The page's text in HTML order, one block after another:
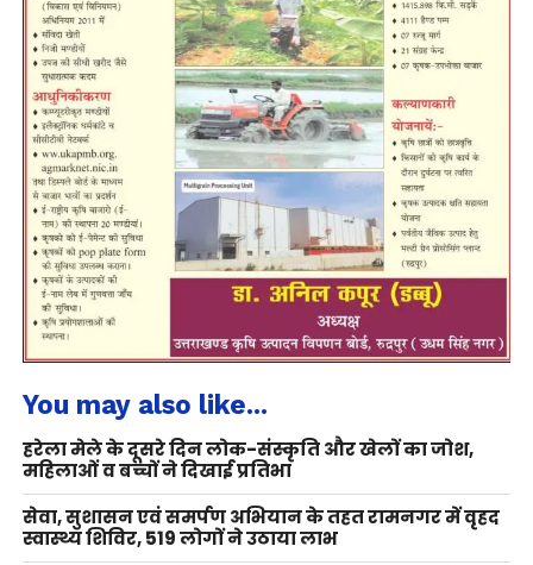
You may also like...
हरेला मेले के दूसरे दिन लोक-संस्कृति और खेलों का जोश,
महिलाओं व बच्चों ने दिखाई प्रतिभा
सेवा, सुशासन एवं समर्पण अभियान के तहत रामनगर में वृहद
स्वास्थ्य शिविर, 519 लोगों ने उठाया लाभ